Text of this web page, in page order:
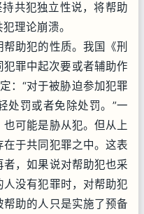
共犯独立性说，将帮助
理论崩溃。
助犯的性质。我国《刑
罪中起次要或者辅助作
：“对于被胁迫参加犯罪
处罚或者免除处罚。”一
可能是胁从犯。但从上
于共同犯罪之中。这表
，如果说对帮助犯也采
没有犯罪时，对帮助犯
助的人只是实施了预备